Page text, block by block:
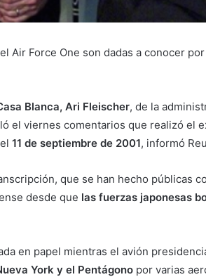
Air Force One son dadas a conocer
Blanca, Ari Fleischer, de la
el viernes comentarios que realizó el
11 de septiembre de 2001, informó
que se han hecho públicas
desde que las fuerzas japonesas
en papel mientras el avión
York y el Pentágono por varias